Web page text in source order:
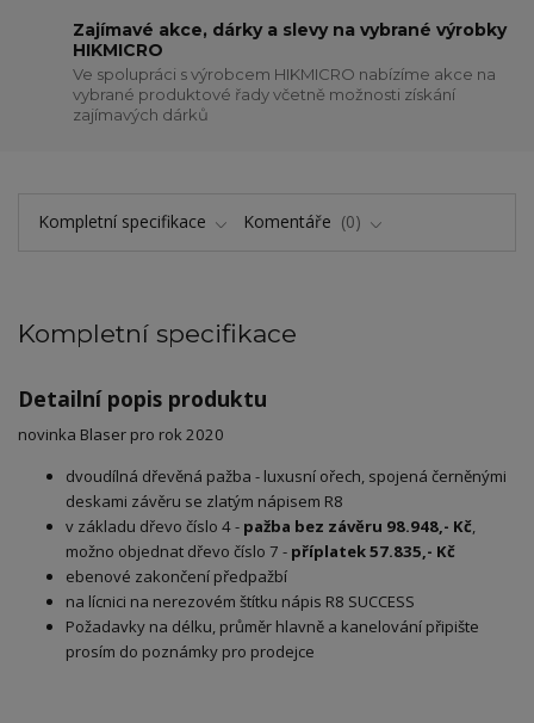
Zajímavé akce, dárky a slevy na vybrané výrobky
HIKMICRO
Ve spolupráci s výrobcem HIKMICRO nabízíme akce na
vybrané produktové řady včetně možnosti získání
zajímavých dárků
Kompletní specifikace Komentáře 0
Kompletní specifikace
Detailní popis produktu
novinka Blaser pro rok 2020
dvoudílná dřevěná pažba - luxusní ořech, spojená černěnými
deskami závěru se zlatým nápisem R8
v základu dřevo číslo 4 - pažba bez závěru 98.948,- Kč,
možno objednat dřevo číslo 7 - příplatek 57.835,- Kč
ebenové zakončení předpažbí
na lícnici na nerezovém štítku nápis R8 SUCCESS
Požadavky na délku, průměr hlavně a kanelování připište
prosím do poznámky pro prodejce